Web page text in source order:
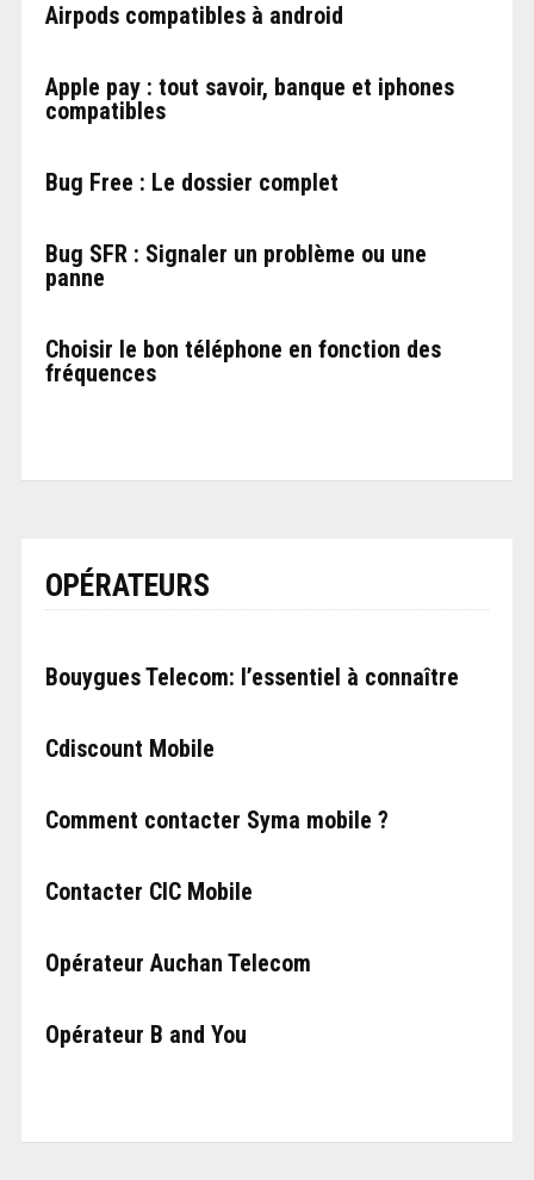
Airpods compatibles à android
Apple pay : tout savoir, banque et iphones
compatibles
Bug Free : Le dossier complet
Bug SFR : Signaler un problème ou une
panne
Choisir le bon téléphone en fonction des
fréquences
OPÉRATEURS
Bouygues Telecom: l’essentiel à connaître
Cdiscount Mobile
Comment contacter Syma mobile ?
Contacter CIC Mobile
Opérateur Auchan Telecom
Opérateur B and You